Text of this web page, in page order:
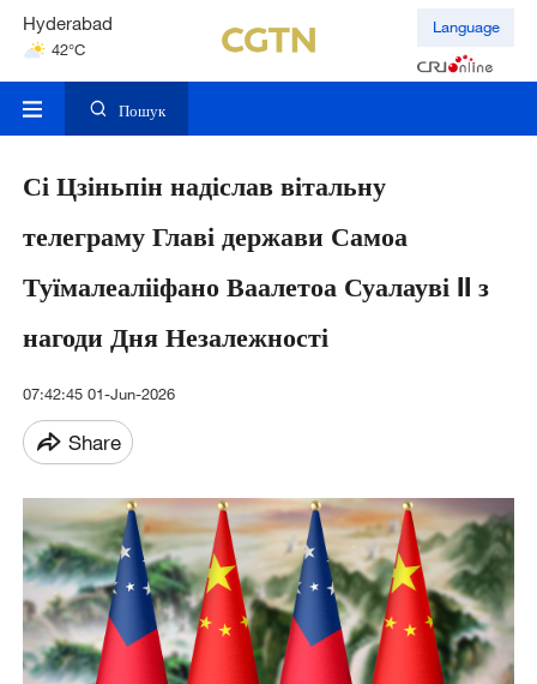
Hyderabad
42°C
Mumbai
Language
Пошук
Сі Цзіньпін надіслав вітальну
телеграму Главі держави Самоа
Туїмалеалііфано Ваалетоа Суалауві II з
нагоди Дня Незалежності
07:42:45 01-Jun-2026
Share